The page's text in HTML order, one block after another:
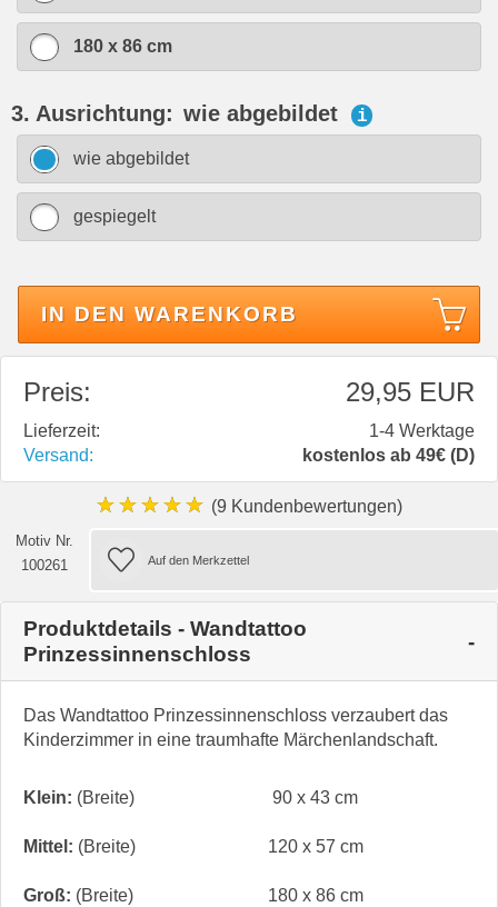
180 x 86 cm
3. Ausrichtung: wie abgebildet i
wie abgebildet
gespiegelt
IN DEN WARENKORB
Preis: 29,95 EUR
Lieferzeit:
1-4 Werktage
Versand:
kostenlos ab 49€ (D)
★★★★★ (9 Kundenbewertungen)
Motiv Nr.
100261
Produktdetails - Wandtattoo
Prinzessinnenschloss
Das Wandtattoo Prinzessinnenschloss verzaubert das
Kinderzimmer in eine traumhafte Märchenlandschaft.
Klein: (Breite) 90 x 43 cm
Mittel: (Breite) 120 x 57 cm
Groß: (Breite) 180 x 86 cm